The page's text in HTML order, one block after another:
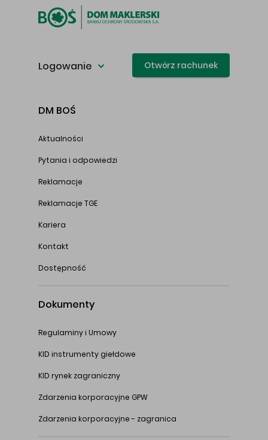
Logowanie Otwórz rachunek
DM BOŚ
Aktualności
Pytania i odpowiedzi
Reklamacje
Reklamacje TGE
Kariera
Kontakt
Dostępność
Dokumenty
Regulaminy i Umowy
KID instrumenty giełdowe
KID rynek zagraniczny
Zdarzenia korporacyjne GPW
Zdarzenia korporacyjne - zagranica